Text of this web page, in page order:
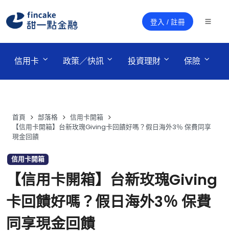
登入 / 註冊
信用卡 政策／快訊 投資理財 保險
首頁 部落格
信用卡開箱
【信用卡開箱】台新玫瑰Giving卡回饋好嗎？假日海外3％ 保費同享
現金回饋
信用卡開箱
【信用卡開箱】台新玫瑰Giving
卡回饋好嗎？假日海外3％ 保費
同享現金回饋